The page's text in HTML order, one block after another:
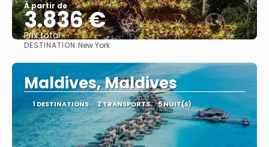
À partir de
3.836 €
Prix ​​total
DESTINATION:New York
Maldives, Maldives
1 DESTINATIONS 2 TRANSPORTS 5 NUIT(S)